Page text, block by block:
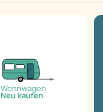
Wohnwagen
Neu kaufen